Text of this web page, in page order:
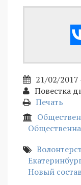
21/02/2017
Повестка
Печать
Новый